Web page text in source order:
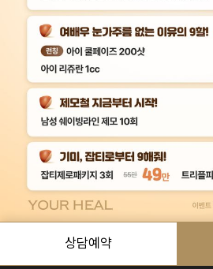
예상금액 (VAT 별도)
상담예약